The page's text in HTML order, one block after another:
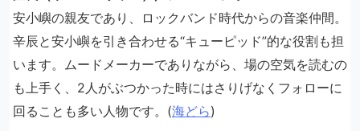
安小嶼の親友であり、ロックバンド時代からの音楽仲間。
辛辰と安小嶼を引き合わせる“キューピッド”的な役割も担
います。ムードメーカーでありながら、場の空気を読むの
も上手く、2人がぶつかった時にはさりげなくフォローに
回ることも多い人物です。(海どら)